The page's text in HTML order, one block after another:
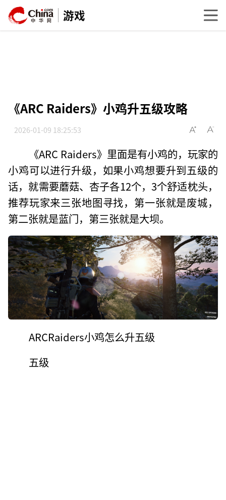
游戏
《ARC Raiders》小鸡升五级攻略
2026-01-09 18:25:53
《ARC Raiders》里面是有小鸡的，玩家的
小鸡可以进行升级，如果小鸡想要升到五级的
话，就需要蘑菇、杏子各12个，3个舒适枕头，
推荐玩家来三张地图寻找，第一张就是废城，
第二张就是蓝门，第三张就是大坝。
ARCRaiders小鸡怎么升五级
五级